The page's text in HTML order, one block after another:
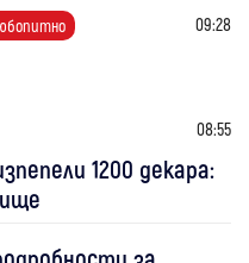
09:28
08:55
1200 декара: